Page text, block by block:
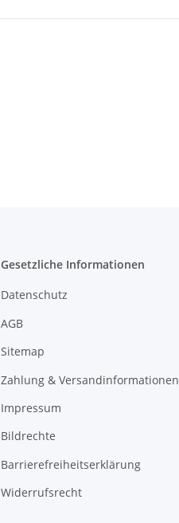
Gesetzliche Informationen
Datenschutz
AGB
Sitemap
Zahlung & Versandinformationen
Impressum
Bildrechte
Barrierefreiheitserklärung
Widerrufsrecht